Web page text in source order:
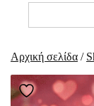
Search
Αρχική σελίδα /